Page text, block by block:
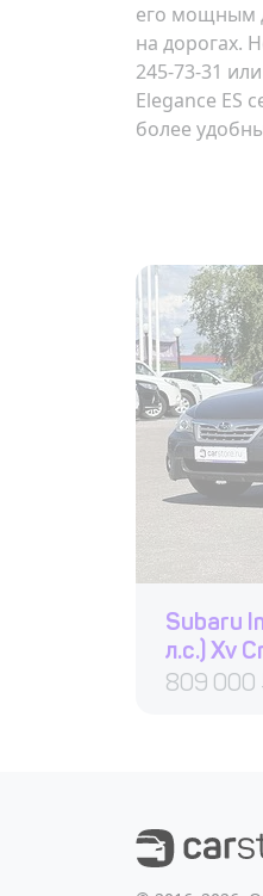
его мощным
на дорогах.
245-73-31
Elegance ES
более
Subaru
л.с.) Xv
809 000